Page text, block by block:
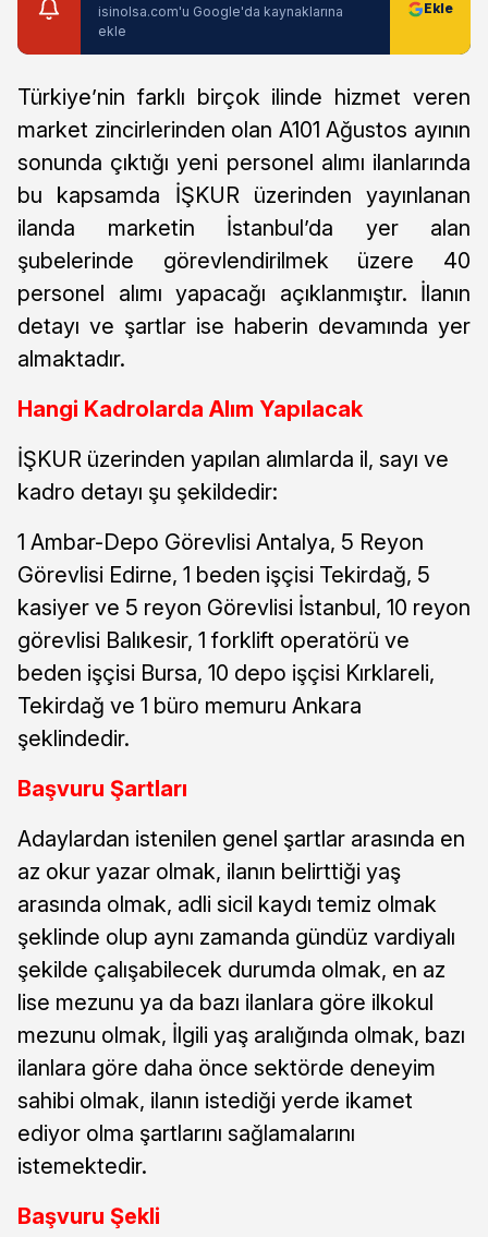
isinolsa.com'u Google'da kaynaklarına
ekle
Türkiye’nin farklı birçok ilinde hizmet veren
market zincirlerinden olan A101 Ağustos ayının
sonunda çıktığı yeni personel alımı ilanlarında
bu kapsamda İŞKUR üzerinden yayınlanan
ilanda marketin İstanbul’da yer alan
şubelerinde görevlendirilmek üzere 40
personel alımı yapacağı açıklanmıştır. İlanın
detayı ve şartlar ise haberin devamında yer
almaktadır.
Hangi Kadrolarda Alım Yapılacak
İŞKUR üzerinden yapılan alımlarda il, sayı ve
kadro detayı şu şekildedir:
1 Ambar-Depo Görevlisi Antalya, 5 Reyon
Görevlisi Edirne, 1 beden işçisi Tekirdağ, 5
kasiyer ve 5 reyon Görevlisi İstanbul, 10 reyon
görevlisi Balıkesir, 1 forklift operatörü ve
beden işçisi Bursa, 10 depo işçisi Kırklareli,
Tekirdağ ve 1 büro memuru Ankara
şeklindedir.
Başvuru Şartları
Adaylardan istenilen genel şartlar arasında en
az okur yazar olmak, ilanın belirttiği yaş
arasında olmak, adli sicil kaydı temiz olmak
şeklinde olup aynı zamanda gündüz vardiyalı
şekilde çalışabilecek durumda olmak, en az
lise mezunu ya da bazı ilanlara göre ilkokul
mezunu olmak, İlgili yaş aralığında olmak, bazı
ilanlara göre daha önce sektörde deneyim
sahibi olmak, ilanın istediği yerde ikamet
ediyor olma şartlarını sağlamalarını
istemektedir.
Başvuru Şekli